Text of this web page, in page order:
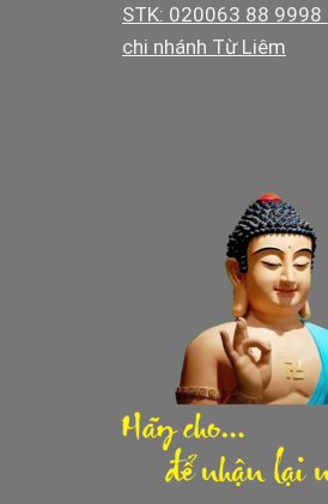
STK: 020063 88 9998
chi nhánh Từ Liêm